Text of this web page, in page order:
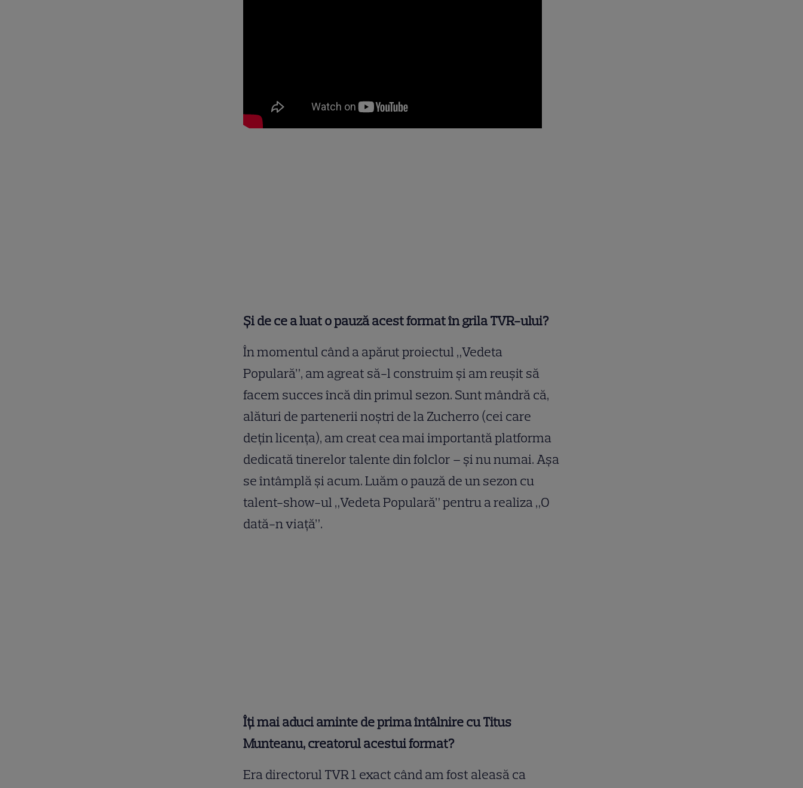
Și de ce a luat o pauză acest format în grila TVR-ului?
În momentul când a apărut proiectul „Vedeta
Populară”, am agreat să-l construim şi am reuşit să
facem succes încă din primul sezon. Sunt mândră că,
alături de partenerii noştri de la Zucherro (cei care
deţin licenţa), am creat cea mai importantă platforma
dedicată tinerelor talente din folclor – şi nu numai. Aşa
se întâmplă şi acum. Luăm o pauză de un sezon cu
talent-show-ul „Vedeta Populară” pentru a realiza „O
dată-n viaţă”.
Îți mai aduci aminte de prima întâlnire cu Titus
Munteanu, creatorul acestui format?
Era directorul TVR 1 exact când am fost aleasă ca